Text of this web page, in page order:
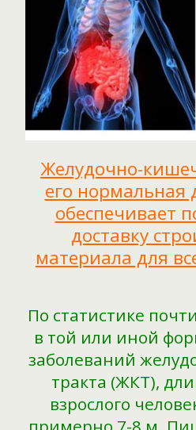
Желудочно-
его нормальная
обеспечивает
доставку
материала для
По статистике
в той или иной
заболеваний
тракта (ЖКТ),
взрослого